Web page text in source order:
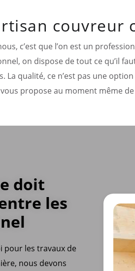
couvreur
c’est que l’on est un
on dispose de tout ce qu’il
La qualité, ce n’est pas une
vous propose au moment même
doit
les
pour les travaux de
nous devons